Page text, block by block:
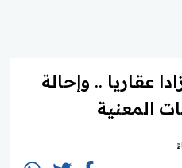
عقاريا .. وإحالة
المعنية